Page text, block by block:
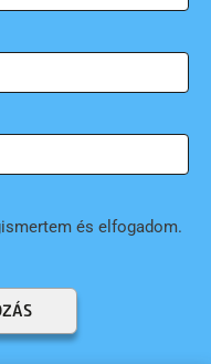
és elfogadom.